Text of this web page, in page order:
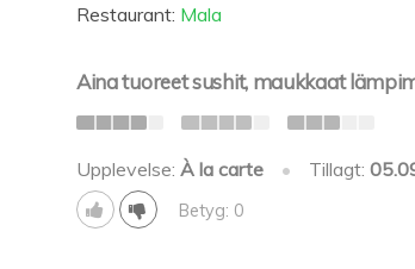
Restaurant: Mala
Aina tuoreet sushit, maukkaat
Upplevelse: À la carte • Tillagt:
Betyg: 0